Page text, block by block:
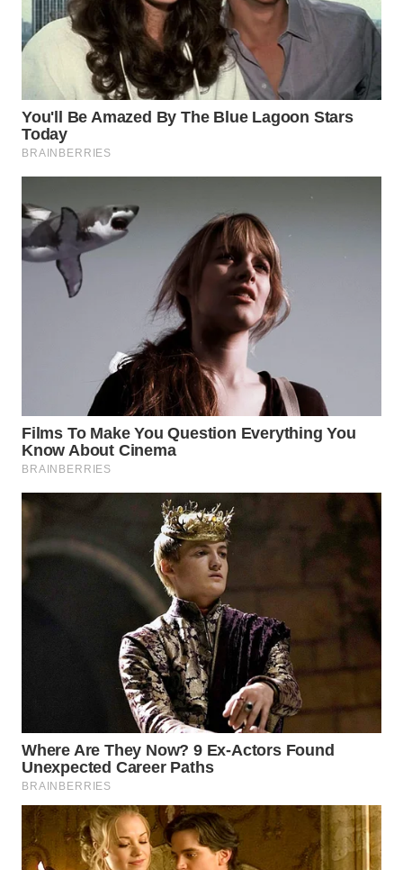
WN
INDRAMAYU
WN
KUNINGAN
WN
WN
SUBANG
WN
SUKABUMI
PURWAKARTA
WN
PRIANGAN
TIMUR
WN
SURABAYA
WN
NATUNA